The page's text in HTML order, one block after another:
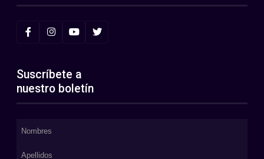
Suscríbete a
nuestro boletín